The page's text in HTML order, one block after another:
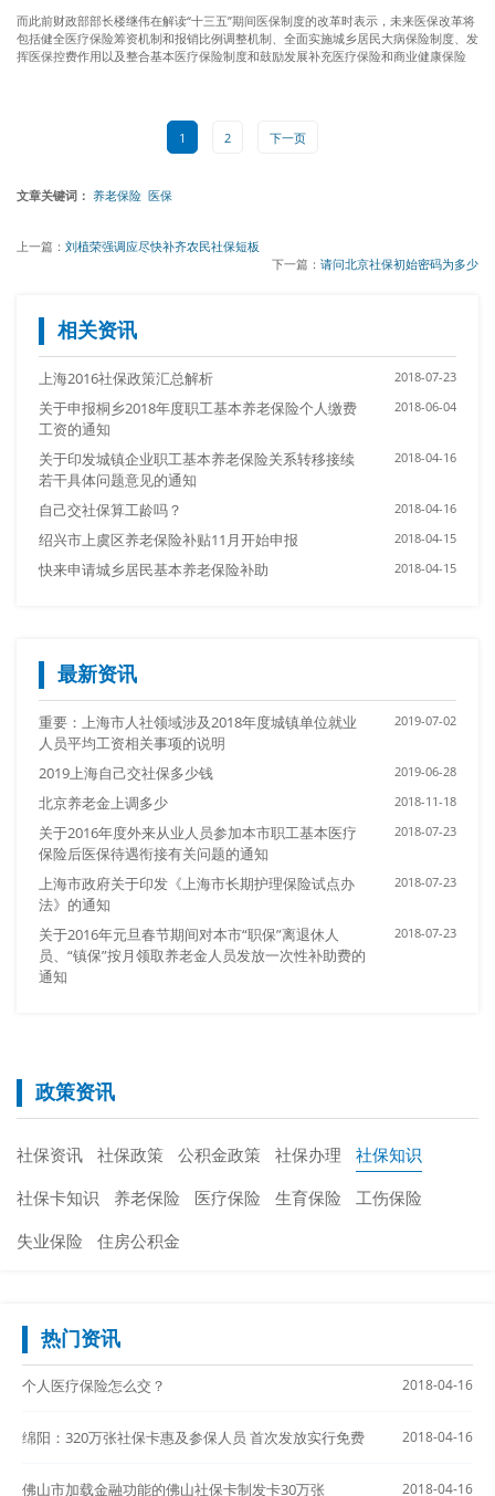
而此前财政部部长楼继伟在解读“十三五”期间医保制度的改革时表示，未来医保改革将
包括健全医疗保险筹资机制和报销比例调整机制、全面实施城乡居民大病保险制度、发
挥医保控费作用以及整合基本医疗保险制度和鼓励发展补充医疗保险和商业健康保险
1 2 下一页
文章关键词： 养老保险 医保
上一篇： 刘植荣强调应尽快补齐农民社保短板
下一篇： 请问北京社保初始密码为多少
相关资讯
上海2016社保政策汇总解析 2018-07-23
关于申报桐乡2018年度职工基本养老保险个人缴费
工资的通知
2018-06-04
关于印发城镇企业职工基本养老保险关系转移接续
若干具体问题意见的通知
2018-04-16
自己交社保算工龄吗？ 2018-04-16
绍兴市上虞区养老保险补贴11月开始申报 2018-04-15
快来申请城乡居民基本养老保险补助 2018-04-15
最新资讯
重要：上海市人社领域涉及2018年度城镇单位就业
人员平均工资相关事项的说明
2019-07-02
2019上海自己交社保多少钱 2019-06-28
北京养老金上调多少 2018-11-18
关于2016年度外来从业人员参加本市职工基本医疗
保险后医保待遇衔接有关问题的通知
2018-07-23
上海市政府关于印发《上海市长期护理保险试点办
法》的通知
2018-07-23
关于2016年元旦春节期间对本市“职保”离退休人
员、“镇保”按月领取养老金人员发放一次性补助费的
通知
2018-07-23
政策资讯
社保资讯 社保政策 公积金政策 社保办理
社保知识
社保卡知识
养老保险 医疗保险 生育保险
工伤保险
失业保险
住房公积金
热门资讯
个人医疗保险怎么交？ 2018-04-16
绵阳：320万张社保卡惠及参保人员 首次发放实行免费 2018-04-16
佛山市加载金融功能的佛山社保卡制发卡30万张 2018-04-16